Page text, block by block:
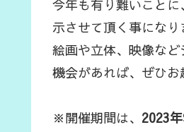
今年も有り難いこと
示させて頂く事になり
絵画や立体、映像な
機会があれば、ぜひお
※開催期間は、 2023